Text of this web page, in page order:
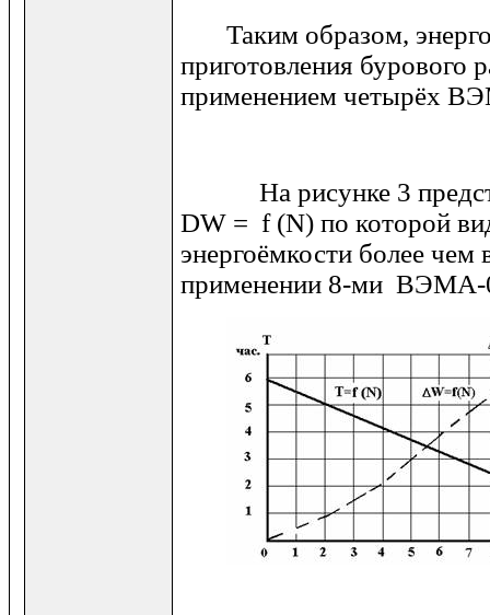
Таким образом,
приготовления бурового
применением четырёх
На рисунке 3
DW = f(N) по которой
энергоёмкости более чем
применении 8-ми ВЭМА-